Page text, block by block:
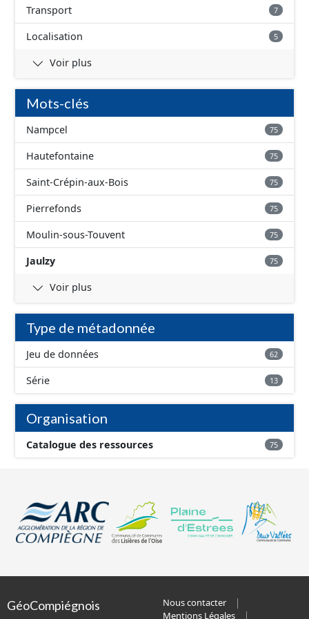
Transport 7
Localisation 5
Voir plus
Mots-clés
Nampcel 75
Hautefontaine 75
Saint-Crépin-aux-Bois 75
Pierrefonds 75
Moulin-sous-Touvent 75
Jaulzy 75
Voir plus
Type de métadonnée
Jeu de données 62
Série 13
Organisation
Catalogue des ressources 75
GéoCompiégnois
Nous contacter
Mentions Légales